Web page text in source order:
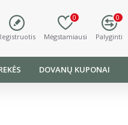
Mėgstamiausi
0
Palyginti
0
DOVANŲ KUPONAI